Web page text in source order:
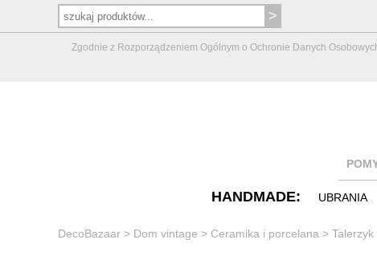
Zgodnie z Rozporządzeniem Ogólnym o Ochronie Danych
HANDMADE: UBRANIA
DecoBazaar > Dom vintage > Ceramika i porcelana >